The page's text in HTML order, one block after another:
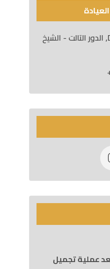
توين تاورز، مبنى D, الدور التالت - الشيخ
عملية تجميل